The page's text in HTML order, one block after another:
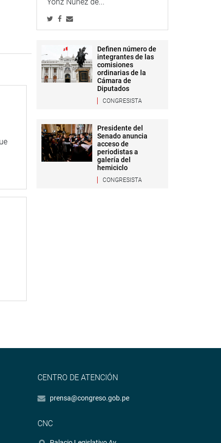
Definen número de
integrantes de las
comisiones
ordinarias de la
Cámara de
Diputados
CONGRESISTA
Presidente del
Senado anuncia
acceso de
periodistas a
galería del
hemiciclo
CONGRESISTA
CENTRO DE ATENCIÓN
prensa@congreso.gob.pe
CNC